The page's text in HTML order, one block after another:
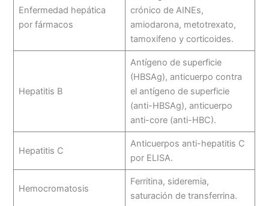
Enfermedad hepática
por fármacos
crónico de AINEs,
amiodarona, metotrexato,
tamoxifeno y corticoides.
Hepatitis B
Antígeno de superficie
(HBSAg), anticuerpo contra
el antígeno de superficie
(anti-HBSAg), anticuerpo
anti-core (anti-HBC).
Hepatitis C
Anticuerpos anti-hepatitis C
por ELISA.
Hemocromatosis
Ferritina, sideremia,
saturación de transferrina.